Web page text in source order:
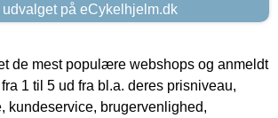
udvalget på eCykelhjelm.dk
de mest populære webshops og anmeldt
1 til 5 ud fra bl.a. deres prisniveau,
kundeservice, brugervenlighed,